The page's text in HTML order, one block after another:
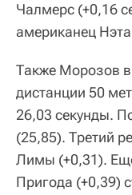
Чалмерс (+0,16
американец
Также Морозов в
дистанции 50
26,03 секунды.
(25,85). Третий
Лимы (+0,31).
Пригода (+0,39)